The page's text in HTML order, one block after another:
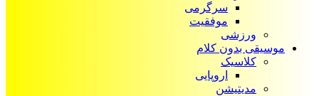
سرگرمی
موفقیت
ورزشی
موسیقی بدون کلام
کلاسیک
اروپایی
مدیتیشن